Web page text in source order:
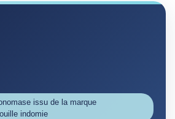
issu de la marque
indomie